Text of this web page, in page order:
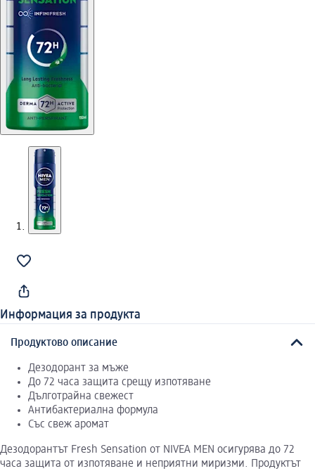
Информация за продукта
Продуктово описание
Дезодорант за мъже
До 72 часа защита срещу изпотяване
Дълготрайна свежест
Антибактериална формула
Със свеж аромат
Дезодорантът Fresh Sensation от NIVEA MEN осигурява до 72
часа защита от изпотяване и неприятни миризми. Продуктът